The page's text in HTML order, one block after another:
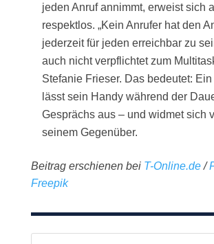
jeden Anruf annimmt, erweist sich
respektlos. „Kein Anrufer hat den
jederzeit für jeden erreichbar zu
auch nicht verpflichtet zum
Stefanie Frieser. Das bedeutet:
lässt sein Handy während der
Gesprächs aus – und widmet sich
seinem Gegenüber.
Beitrag erschienen bei T-Online.de/
Freepik